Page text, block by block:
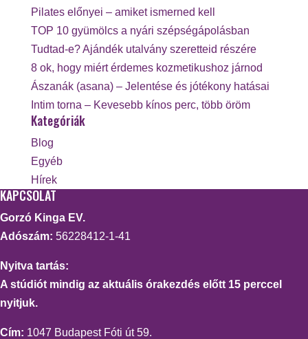
Pilates előnyei – amiket ismerned kell
TOP 10 gyümölcs a nyári szépségápolásban
Tudtad-e? Ajándék utalvány szeretteid részére
8 ok, hogy miért érdemes kozmetikushoz járnod
Ászanák (asana) – Jelentése és jótékony hatásai
Intim torna – Kevesebb kínos perc, több öröm
Kategóriák
Blog
Egyéb
Hírek
KAPCSOLAT
Gorzó Kinga EV.
Adószám: 56228412-1-41
Nyitva tartás:
A stúdiót mindig az aktuális órakezdés előtt 15 perccel
nyitjuk.
Cím: 1047 Budapest Fóti út 59.